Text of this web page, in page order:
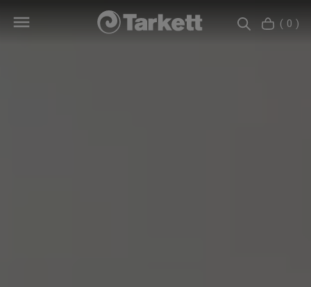
( 0 )